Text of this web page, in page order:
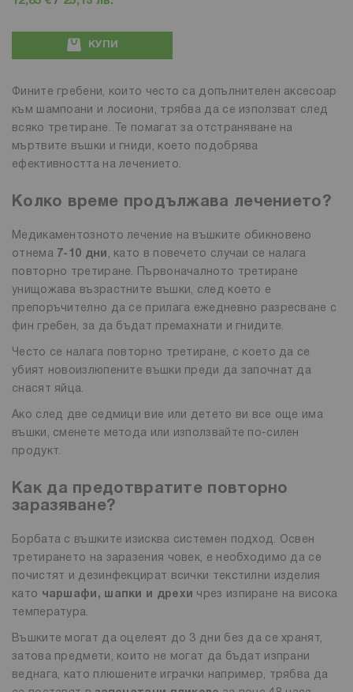
КУПИ
Фините гребени, които често са допълнителен аксесоар
към шампоани и лосиони, трябва да се използват след
всяко третиране. Те помагат за отстраняване на
мъртвите въшки и гниди, което подобрява
ефективността на лечението.
Колко време продължава лечението?
Медикаментозното лечение на въшките обикновено
отнема 7-10 дни , като в повечето случаи се налага
повторно третиране. Първоначалното третиране
унищожава възрастните въшки, след което е
препоръчително да се прилага ежедневно разресване с
фин гребен, за да бъдат премахнати и гнидите.
Често се налага повторно третиране, с което да се
убият новоизлюпените въшки преди да започнат да
снасят яйца.
Ако след две седмици вие или детето ви все още има
въшки, сменете метода или използвайте по-силен
продукт.
Как да предотвратите повторно
заразяване?
Борбата с въшките изисква системен подход. Освен
третирането на заразения човек, е необходимо да се
почистят и дезинфекцират всички текстилни изделия
като чаршафи, шапки и дрехи чрез изпиране на висока
температура.
Въшките могат да оцелеят до 3 дни без да се хранят,
затова предмети, които не могат да бъдат изпрани
веднага, като плюшените играчки например, трябва да